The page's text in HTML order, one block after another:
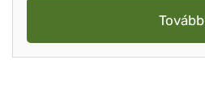
Tovább